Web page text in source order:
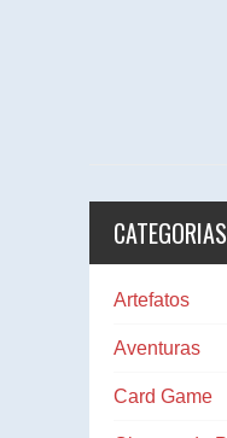
CATEGORIAS
Artefatos
Aventuras
Card Game